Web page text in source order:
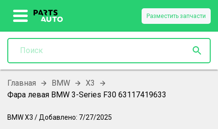
Разместить запчасти
Главная BMW
X3
Фара левая BMW 3-Series F30 63117419633
BMWX3 / Добавлено: 7/27/2025